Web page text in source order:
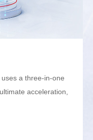
a three-in-one
acceleration,